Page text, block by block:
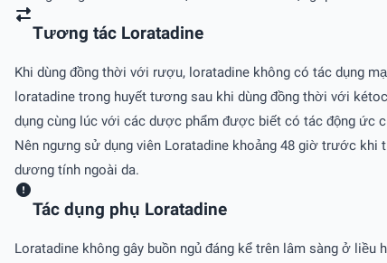
Tương tác Loratadine
Khi dùng đồng thời với rượu, loratadine không có tác dụng
loratadine trong huyết tương sau khi dùng đồng thời với
dụng cùng lúc với các dược phẩm được biết có tác động ức
Nên ngưng sử dụng viên Loratadine khoảng 48 giờ trước
dương tính ngoài da.
Tác dụng phụ Loratadine
Loratadine không gây buồn ngủ đáng kể trên lâm sàng ở